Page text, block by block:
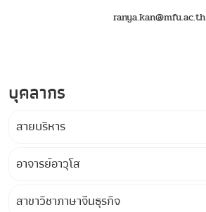
ranya.kan@mfu.ac.th
บุคลากร
สายบริหาร
อาจารย์อาวุโส
สาขาวิชาภาษาจีนธุรกิจ